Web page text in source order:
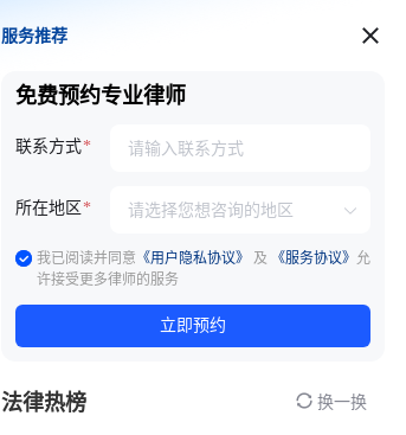
服务推荐
服务推荐
免费预约专业律师
联系方式
所在地区
我已阅读并同意 《用户隐私协议》 及 《服务协议》 允
许接受更多律师的服务
立即预约
法律热榜 换一换